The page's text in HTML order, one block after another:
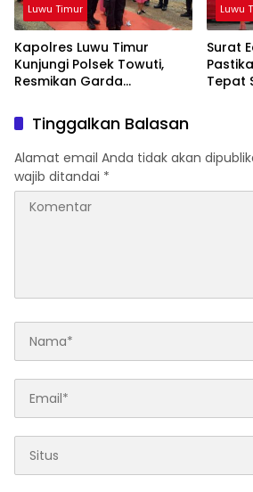
Luwu Timur
Kapolres Luwu Timur
Kunjungi Polsek Towuti,
Resmikan Garda
Desa Timampu
Luwu
Surat
Tepat
Tinggalkan Balasan
Alamat email Anda tidak akan
wajib ditandai *